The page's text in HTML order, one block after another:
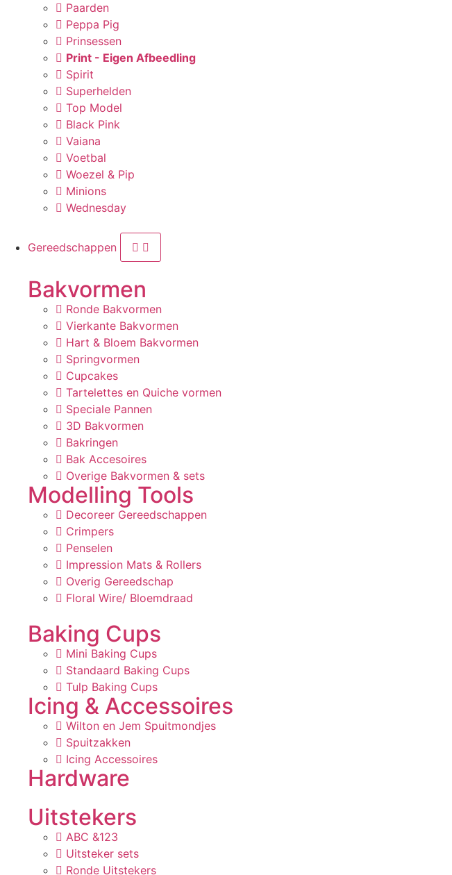
Paarden
Peppa Pig
Prinsessen
Print - Eigen Afbeedling
Spirit
Superhelden
Top Model
Black Pink
Vaiana
Voetbal
Woezel & Pip
Minions
Wednesday
Gereedschappen
Bakvormen
Ronde Bakvormen
Vierkante Bakvormen
Hart & Bloem Bakvormen
Springvormen
Cupcakes
Tartelettes en Quiche vormen
Speciale Pannen
3D Bakvormen
Bakringen
Bak Accesoires
Overige Bakvormen & sets
Modelling Tools
Decoreer Gereedschappen
Crimpers
Penselen
Impression Mats & Rollers
Overig Gereedschap
Floral Wire/ Bloemdraad
Baking Cups
Mini Baking Cups
Standaard Baking Cups
Tulp Baking Cups
Icing & Accessoires
Wilton en Jem Spuitmondjes
Spuitzakken
Icing Accessoires
Hardware
Uitstekers
ABC &123
Uitsteker sets
Ronde Uitstekers